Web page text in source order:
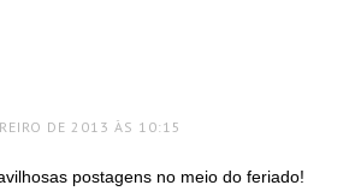
DE 2013 ÀS 10:15
postagens no meio do feriado!